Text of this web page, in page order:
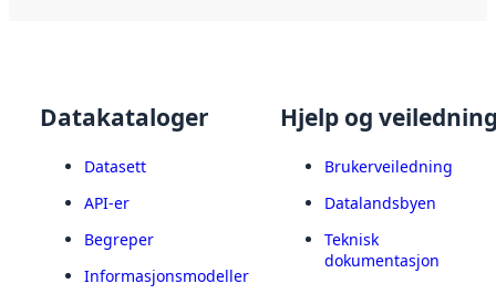
Datakataloger
Datasett
API-er
Begreper
Informasjonsmodeller
Hjelp og
Brukerveiledning
Datalandsbyen
Teknisk
dokumentasjon